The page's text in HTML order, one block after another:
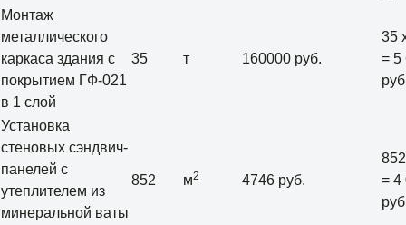
Монтаж
металлического
каркаса здания с
покрытием ГФ-021
в 1 слой
35 т 160000 руб.
35
= 5
Установка
стеновых сэндвич-
панелей с
утеплителем из
минеральной ваты
852 м2 4746 руб.
= 4